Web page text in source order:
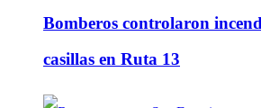
Bomberos controlaron
casillas en Ruta 13